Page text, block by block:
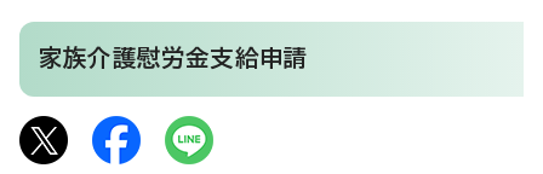
家族介護慰労金支給申請